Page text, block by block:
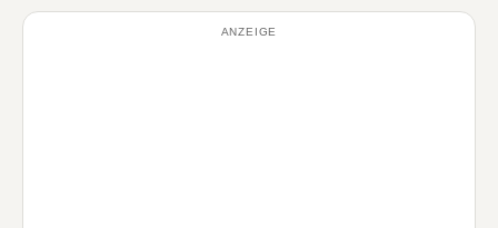
ANZEIGE